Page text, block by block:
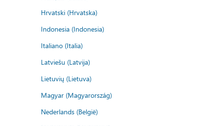
Hrvatski (Hrvatska)
Indonesia (Indonesia)
Italiano (Italia)
Latviešu (Latvija)
Lietuvių (Lietuva)
Magyar (Magyarország)
Nederlands (België)